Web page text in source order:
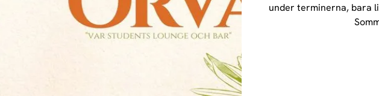
under terminerna, bara